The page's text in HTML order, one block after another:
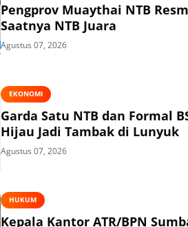
Pengprov Muaythai NTB
Saatnya NTB Juara
Agustus 07, 2026
EKONOMI
Garda Satu NTB dan Formal
Hijau Jadi Tambak di Lunyuk
Agustus 07, 2026
HUKUM
Kepala Kantor ATR/BPN